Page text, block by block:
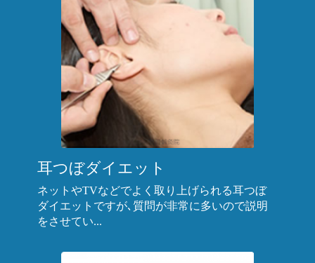
耳つぼダイエット
ネットやTVなどでよく取り上げられる耳つぼ
ダイエットですが､質問が非常に多いので説明
をさせてい...